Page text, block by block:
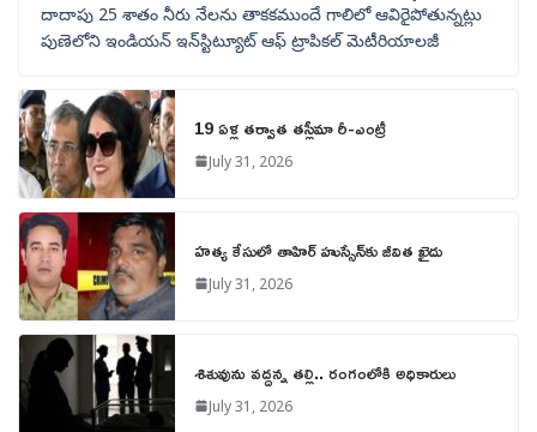
దాదాపు 25 శాతం నీరు నేలను తాకకముందే గాలిలో ఆవిరైపోతున్నట్లు
పుణెలోని ఇండియన్ ఇన్‌స్టిట్యూట్ ఆఫ్ ట్రాపికల్ మెటీరియాలజీ
19 ఏళ్ల తర్వాత తస్లీమా రీ-ఎంట్రీ
July 31, 2026
హత్య కేసులో తాహిర్ హుస్సేన్‌కు జీవిత ఖైదు
July 31, 2026
శిశువును వద్దన్న తల్లి.. రంగంలోకి అధికారులు
July 31, 2026